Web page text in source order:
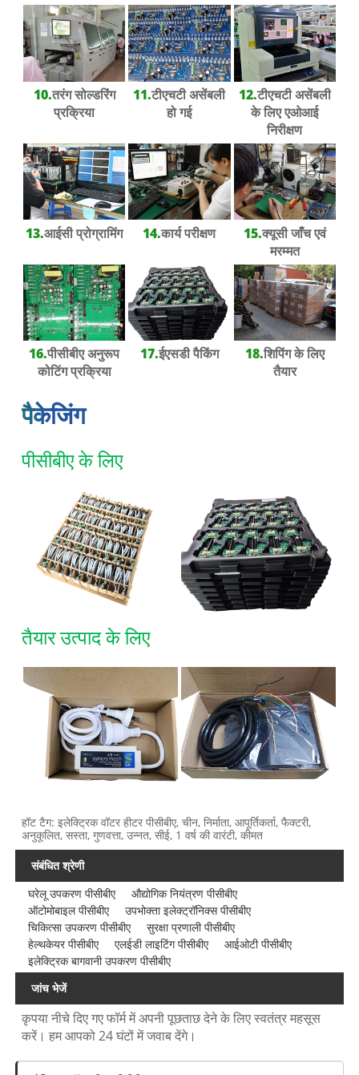
10.तरंग सोल्डरिंग
प्रक्रिया
11.टीएचटी असेंबली
हो गई
12.टीएचटी असेंबली
के लिए एओआई
निरीक्षण
13.आईसी प्रोग्रामिंग 14.कार्य परीक्षण 15.क्यूसी जाँच एवं
मरम्मत
16.पीसीबीए अनुरूप
कोटिंग प्रक्रिया
17.ईएसडी पैकिंग 18.शिपिंग के लिए
तैयार
पैकेजिंग
पीसीबीए के लिए
तैयार उत्पाद के लिए
हॉट टैग: इलेक्ट्रिक वॉटर हीटर पीसीबीए, चीन, निर्माता, आपूर्तिकर्ता, फैक्टरी,
अनुकूलित, सस्ता, गुणवत्ता, उन्नत, सीई, 1 वर्ष की वारंटी, कीमत
संबंधित श्रेणी
घरेलू उपकरण पीसीबीए
औद्योगिक नियंत्रण पीसीबीए
ऑटोमोबाइल पीसीबीए
उपभोक्ता इलेक्ट्रॉनिक्स पीसीबीए
चिकित्सा उपकरण पीसीबीए
सुरक्षा प्रणाली पीसीबीए
हेल्थकेयर पीसीबीए
एलईडी लाइटिंग पीसीबीए
आईओटी पीसीबीए
इलेक्ट्रिक बागवानी उपकरण पीसीबीए
जांच भेजें
कृपया नीचे दिए गए फॉर्म में अपनी पूछताछ देने के लिए स्वतंत्र महसूस
करें। हम आपको 24 घंटों में जवाब देंगे।